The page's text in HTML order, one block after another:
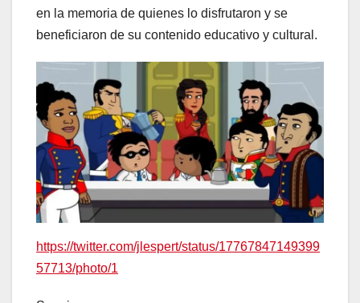
en la memoria de quienes lo disfrutaron y se
beneficiaron de su contenido educativo y cultural.
https://twitter.com/jlespert/status/17767847149399
57713/photo/1